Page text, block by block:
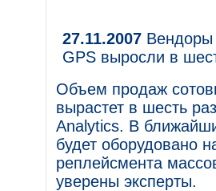
27.11.2007 Вендоры
GPS выросли в
Объем продаж
вырастет в шесть
Analytics. В
будет оборудовано
ре­плейсмента
уверены эксперты.